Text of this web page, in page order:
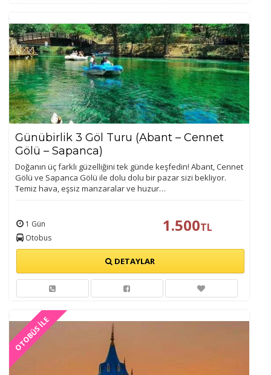
Günübirlik 3 Göl Turu (Abant – Cennet
Gölü – Sapanca)
Doğanın üç farklı güzelliğini tek günde keşfedin! Abant, Cennet
Gölü ve Sapanca Gölü ile dolu dolu bir pazar sizi bekliyor.
Temiz hava, eşsiz manzaralar ve huzur…
1 Gün
Otobus
1.500TL
DETAYLAR
OTOBÜS İLE